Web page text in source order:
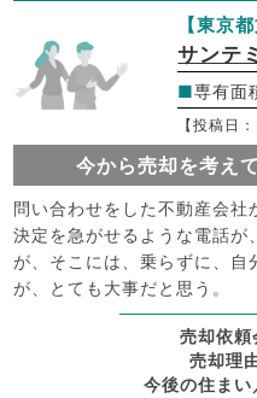
【東京
サンテ
■専有面
【投稿日
今から売却を考え
問い合わせをした不動産会社
決定を急がせるような電話が
が、そこには、乗らずに、自
が、とても大事だと思う。
売却依頼
売却理
今後の住まい